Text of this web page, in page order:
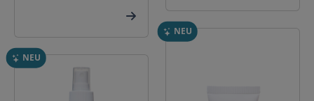
NEU
NEU